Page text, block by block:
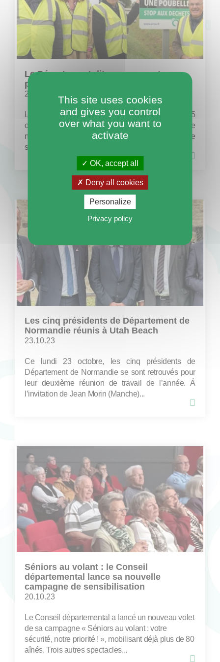
Le Département dit non aux routes-
poubelles
25.10.23
Le Conseil Départemental a lancé, ce mercredi 25
octobre, sa campagne « Stop aux déchets, la route
n’est pas une poubelle ! ». Des panneaux de
sensibilisation vont fleurir sur le...
Les cinq présidents de Département de
Normandie réunis à Utah Beach
23.10.23
Ce lundi 23 octobre, les cinq présidents de
Département de Normandie se sont retrouvés pour
leur deuxième réunion de travail de l’année. Á
l’invitation de Jean Morin (Manche)...
Séniors au volant : le Conseil
départemental lance sa nouvelle
campagne de sensibilisation
20.10.23
Le Conseil départemental a lancé un nouveau volet
de sa campagne « Séniors au volant : votre
sécurité, notre priorité ! », mobilisant déjà plus de 80
aînés. Trois autres spectacles...
This site uses cookies
and gives you control
over what you want to
activate
OK, accept all
Deny all cookies
Personalize
Privacy policy